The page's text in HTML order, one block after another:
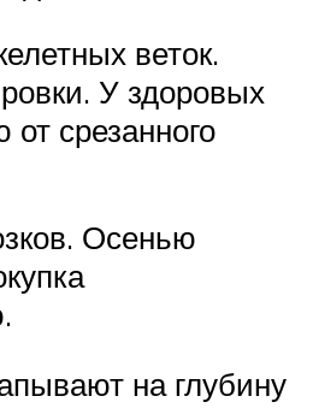
веток.
У здоровых
срезанного
Осенью
на глубину